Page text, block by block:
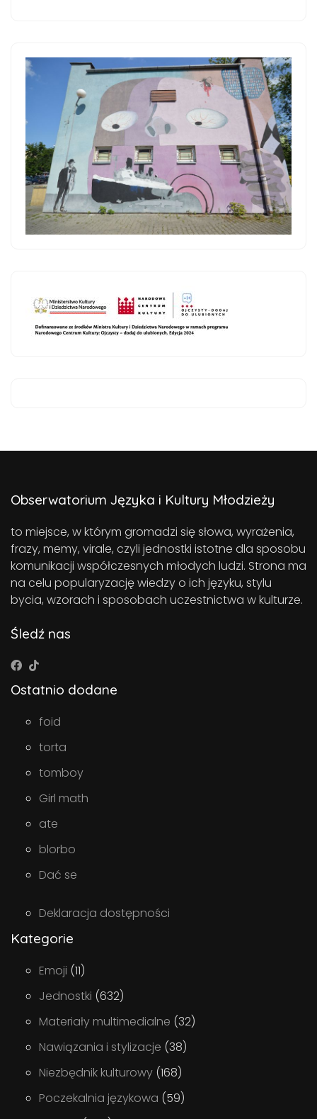
Obserwatorium Języka i Kultury Młodzieży
to miejsce, w którym gromadzi się słowa, wyrażenia,
frazy, memy, virale, czyli jednostki istotne dla sposobu
komunikacji współczesnych młodych ludzi. Strona ma
na celu popularyzację wiedzy o ich języku, stylu
bycia, wzorach i sposobach uczestnictwa w kulturze.
Śledź nas
Ostatnio dodane
foid
torta
tomboy
Girl math
ate
blorbo
Dać se
Deklaracja dostępności
Kategorie
Emoji (11)
Jednostki (632)
Materiały multimedialne (32)
Nawiązania i stylizacje (38)
Niezbędnik kulturowy (168)
Poczekalnia językowa (59)